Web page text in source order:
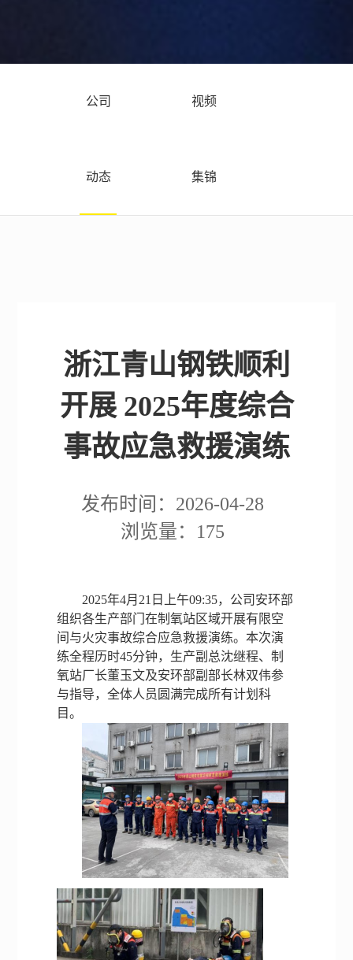
青山
青山
简介
产品服务
LD.COM,
乐动（中
国）
工艺流程
资质证书
产品系列
LD.COM,
乐动（中
国）
企业理念
社会责任
群团活动
咨询
中心
公司
动态
视频
集锦
人力
资源
人才
理念
教育
培训
诚聘
英才
LD.COM,
公司
动态
视频
集锦
浙江青山钢铁顺利
开展 2025年度综合
事故应急救援演练
发布时间：2026-04-28
浏览量：175
2025年4月21日上午09:35，公司安环部
组织各生产部门在制氧站区域开展有限空
间与火灾事故综合应急救援演练。本次演
练全程历时45分钟，生产副总沈继程、制
氧站厂长董玉文及安环部副部长林双伟参
与指导，全体人员圆满完成所有计划科
目。